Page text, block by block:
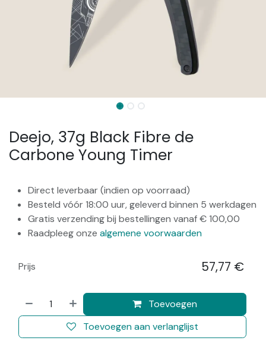
Deejo, 37g Black Fibre de
Carbone Young Timer
Direct leverbaar (indien op voorraad)
Besteld vóór 18:00 uur, geleverd binnen 5 werkdagen
Gratis verzending bij bestellingen vanaf € 100,00
Raadpleeg onze algemene voorwaarden
Toevoegen
Toevoegen aan verlanglijst
Prijs 57,77 €